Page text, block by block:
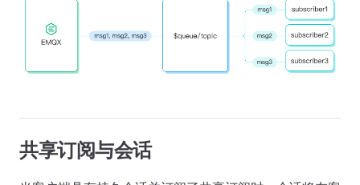
共享订阅与会话